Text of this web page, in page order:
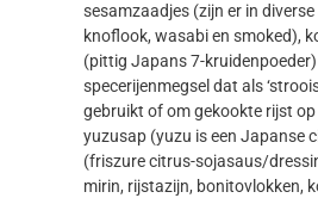
sesamzaadjes (zijn er in
knoflook, wasabi en smoked),
(pittig Japans 7-
specerijenmegsel dat als
gebruikt of om gekookte rijst
yuzusap (yuzu is een Japanse
(friszure citrus-sojasaus/
mirin, rijstazijn, bonitovlokken,